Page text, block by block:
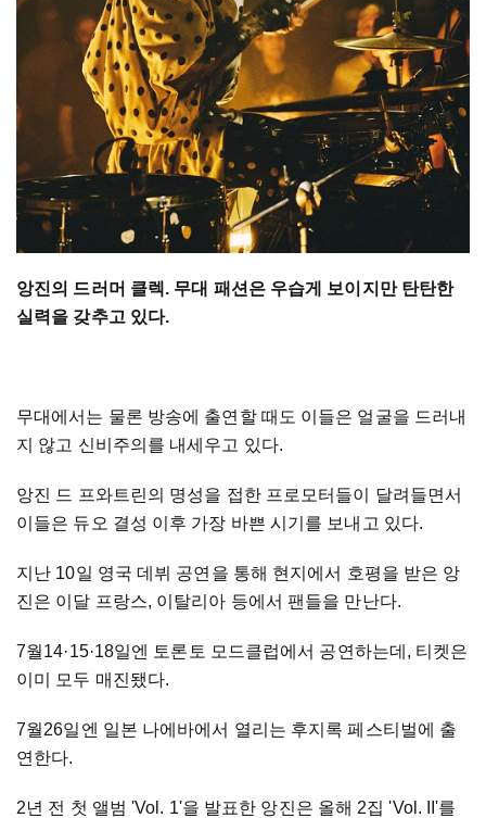
앙진의 드러머 클렉. 무대 패션은 우습게 보이지만 탄탄한
실력을 갖추고 있다.
무대에서는 물론 방송에 출연할 때도 이들은 얼굴을 드러내
지 않고 신비주의를 내세우고 있다.
앙진 드 프와트린의 명성을 접한 프로모터들이 달려들면서
이들은 듀오 결성 이후 가장 바쁜 시기를 보내고 있다.
지난 10일 영국 데뷔 공연을 통해 현지에서 호평을 받은 앙
진은 이달 프랑스, 이탈리아 등에서 팬들을 만난다.
7월14·15·18일엔 토론토 모드클럽에서 공연하는데, 티켓은
이미 모두 매진됐다.
7월26일엔 일본 나에바에서 열리는 후지록 페스티벌에 출
연한다.
2년 전 첫 앨범 'Vol. 1'을 발표한 앙진은 올해 2집 'Vol. II'를